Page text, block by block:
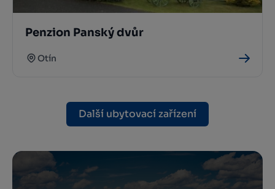
Penzion Panský dvůr
Otín
Další ubytovací zařízení